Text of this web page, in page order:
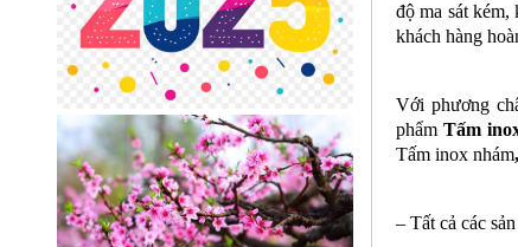
Sàn inox chống trượt
Mã SP: inctcc03
Call
độ ma sát
khách hàng
Với phương
phẩm Tấm
Tấm inox nhám
– Tất cả các